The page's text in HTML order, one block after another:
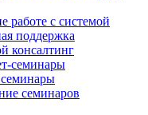
работе с системой
поддержка
консалтинг
семинары
семинаров